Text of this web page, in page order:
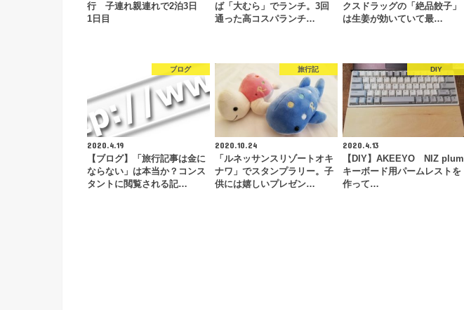
行 子連れ親連れで2泊3日
1日目
ば「大むら」でランチ。3回
通った高コスパランチ…
クスドラッグの「絶品餃子」
は生姜が効いていて最…
ブログ
2020.4.19
【ブログ】「旅行記事は金に
ならない」は本当か？コンス
タントに閲覧される記…
旅行記
2020.10.24
「ルネッサンスリゾートオキ
ナワ」でスタンプラリー。子
供には嬉しいプレゼン…
DIY
2020.4.13
【DIY】AKEEYO NIZ plum
キーボード用パームレストを
作って…